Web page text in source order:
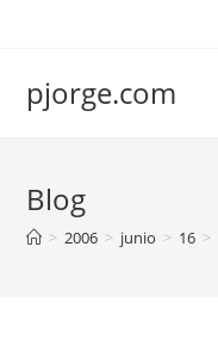
pjorge.com
Blog
> 2006 > junio > 16 >